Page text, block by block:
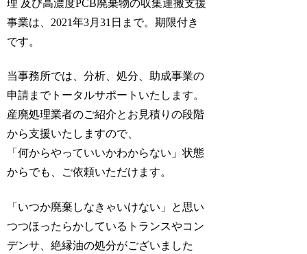
理 及び高濃度PCB廃棄物の収集運搬支援
事業は、2021年3月31日まで。期限付き
です。
当事務所では、分析、処分、助成事業の
申請までトータルサポートいたします。
産廃処理業者のご紹介とお見積りの段階
から支援いたしますので、
「何からやっていいかわからない」状態
からでも、ご依頼いただけます。
「いつか廃棄しなきゃいけない」と思い
つつほったらかしているトランスやコン
デンサ、絶縁油の処分がございました